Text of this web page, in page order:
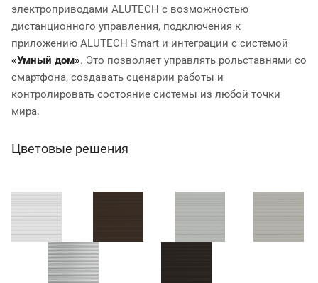
электроприводами ALUTECH с возможностью
дистанционного управления, подключения к
приложению ALUTECH Smart и интеграции с системой
«Умный дом». Это позволяет управлять рольставнями со
смартфона, создавать сценарии работы и
контролировать состояние системы из любой точки
мира.
Цветовые решения